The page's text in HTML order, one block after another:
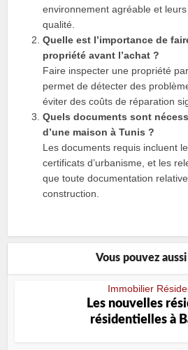
environnement agréable et
qualité.
Quelle est l’importance de
propriété avant l’achat ?
Faire inspecter une propriété
permet de détecter des
éviter des coûts de réparation
Quels documents sont
d’une maison à Tunis ?
Les documents requis incluent
certificats d’urbanisme, et les
que toute documentation
construction.
Vous pouvez
Immobilier
Les nouvelles
résidentielles à